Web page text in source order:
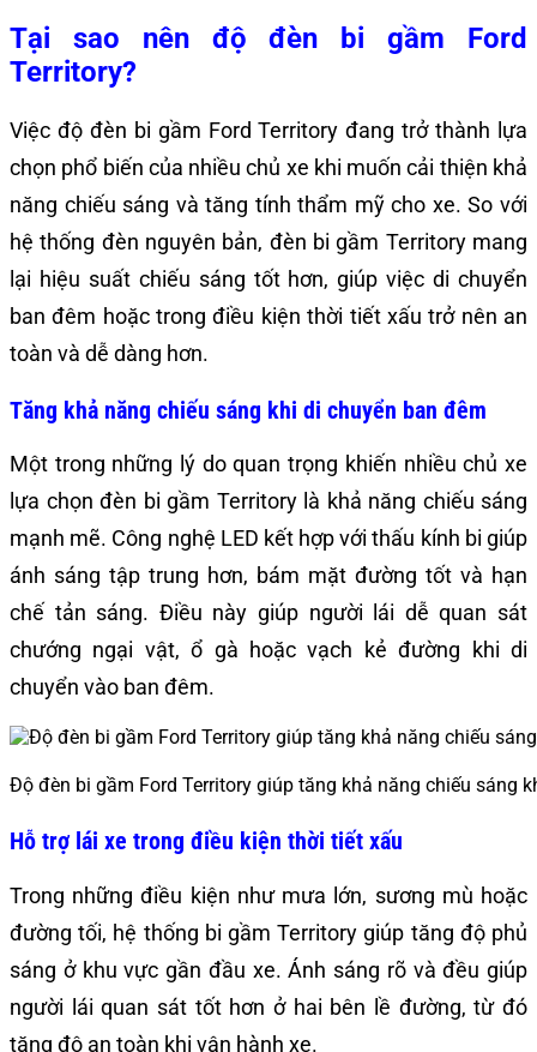
Tại sao nên độ đèn bi gầm Ford
Territory?
Việc độ đèn bi gầm Ford Territory đang trở thành lựa
chọn phổ biến của nhiều chủ xe khi muốn cải thiện khả
năng chiếu sáng và tăng tính thẩm mỹ cho xe. So với
hệ thống đèn nguyên bản, đèn bi gầm Territory mang
lại hiệu suất chiếu sáng tốt hơn, giúp việc di chuyển
ban đêm hoặc trong điều kiện thời tiết xấu trở nên an
toàn và dễ dàng hơn.
Tăng khả năng chiếu sáng khi di chuyển ban đêm
Một trong những lý do quan trọng khiến nhiều chủ xe
lựa chọn đèn bi gầm Territory là khả năng chiếu sáng
mạnh mẽ. Công nghệ LED kết hợp với thấu kính bi giúp
ánh sáng tập trung hơn, bám mặt đường tốt và hạn
chế tản sáng. Điều này giúp người lái dễ quan sát
chướng ngại vật, ổ gà hoặc vạch kẻ đường khi di
chuyển vào ban đêm.
Độ đèn bi gầm Ford Territory giúp tăng khả năng chiếu sáng
Hỗ trợ lái xe trong điều kiện thời tiết xấu
Trong những điều kiện như mưa lớn, sương mù hoặc
đường tối, hệ thống bi gầm Territory giúp tăng độ phủ
sáng ở khu vực gần đầu xe. Ánh sáng rõ và đều giúp
người lái quan sát tốt hơn ở hai bên lề đường, từ đó
tăng độ an toàn khi vận hành xe.